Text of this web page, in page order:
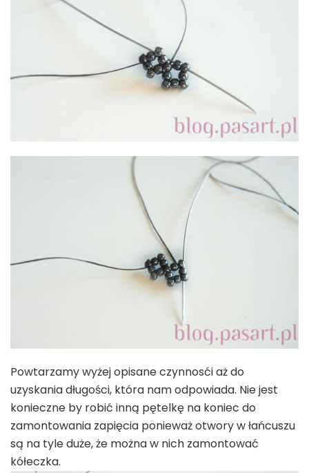
Powtarzamy wyżej opisane czynnosći aż do
uzyskania długości, która nam odpowiada. Nie jest
konieczne by robić inną pętelkę na koniec do
zamontowania zapięcia ponieważ otwory w łańcuszu
są na tyle duże, że można w nich zamontować
kółeczka.